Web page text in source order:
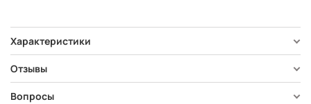
Характеристики
Отзывы
Вопросы